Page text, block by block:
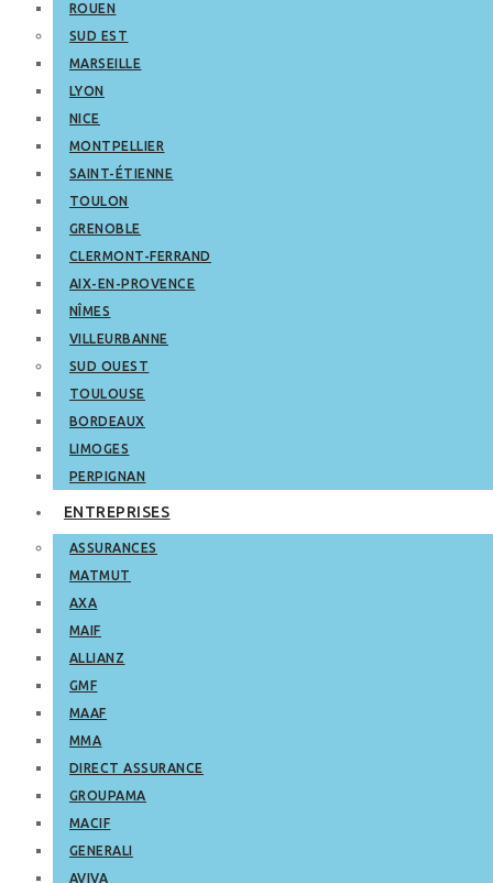
ROUEN
SUD EST
MARSEILLE
LYON
NICE
MONTPELLIER
SAINT-ÉTIENNE
TOULON
GRENOBLE
CLERMONT-FERRAND
AIX-EN-PROVENCE
NÎMES
VILLEURBANNE
SUD OUEST
TOULOUSE
BORDEAUX
LIMOGES
PERPIGNAN
ENTREPRISES
ASSURANCES
MATMUT
AXA
MAIF
ALLIANZ
GMF
MAAF
MMA
DIRECT ASSURANCE
GROUPAMA
MACIF
GENERALI
AVIVA